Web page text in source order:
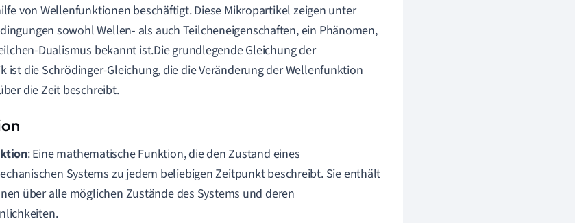
von Wellenfunktionen beschäftigt. Diese Mikropartikel zeigen unter
sowohl Wellen- als auch Teilcheneigenschaften, ein Phänomen,
Dualismus bekannt ist.Die grundlegende Gleichung der
ist die Schrödinger-Gleichung, die die Veränderung der Wellenfunktion
die Zeit beschreibt.
: Eine mathematische Funktion, die den Zustand eines
Systems zu jedem beliebigen Zeitpunkt beschreibt. Sie enthält
über alle möglichen Zustände des Systems und deren